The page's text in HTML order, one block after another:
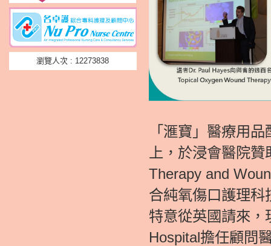
瀏覽人次 : 12273838
「滙寶」醫療用
上，於浸會醫院
Therapy and
合純氧傷口護理科
特意從英國請來，
Hospital擔任顧問